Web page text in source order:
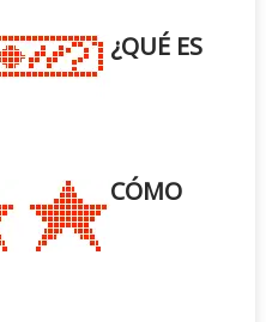
¿QUÉ ES
CÓMO